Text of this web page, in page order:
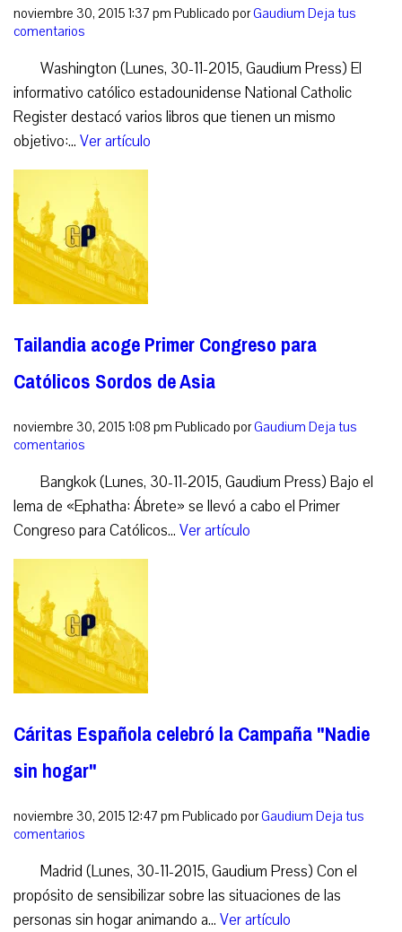
noviembre 30, 2015 1:37 pm Publicado porGaudium Deja tus
comentarios
Washington (Lunes, 30-11-2015, Gaudium Press) El
informativo católico estadounidense National Catholic
Register destacó varios libros que tienen un mismo
objetivo:... Ver artículo
Tailandia acoge Primer Congreso para
Católicos Sordos de Asia
noviembre 30, 2015 1:08 pm Publicado porGaudium Deja tus
comentarios
Bangkok (Lunes, 30-11-2015, Gaudium Press) Bajo el
lema de «Ephatha: Ábrete» se llevó a cabo el Primer
Congreso para Católicos... Ver artículo
Cáritas Española celebró la Campaña "Nadie
sin hogar"
noviembre 30, 2015 12:47 pm Publicado porGaudium Deja tus
comentarios
Madrid (Lunes, 30-11-2015, Gaudium Press) Con el
propósito de sensibilizar sobre las situaciones de las
personas sin hogar animando a... Ver artículo